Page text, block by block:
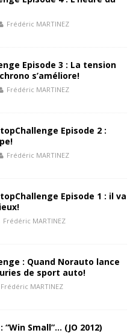
Frédéric MARTINEZ
Episode 3 : La tension
s’améliore!
Frédéric MARTINEZ
Episode 2 :
Frédéric MARTINEZ
Episode 1 : il va
Frédéric MARTINEZ
: Quand Norauto lance
de sport auto!
Frédéric MARTINEZ
Small”… (JO 2012)